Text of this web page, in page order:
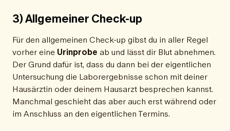
3) Allgemeiner Check-up
Für den allgemeinen Check-up gibst du in aller Regel
vorher eine Urinprobe ab und lässt dir Blut abnehmen.
Der Grund dafür ist, dass du dann bei der eigentlichen
Untersuchung die Laborergebnisse schon mit deiner
Hausärztin oder deinem Hausarzt besprechen kannst.
Manchmal geschieht das aber auch erst während oder
im Anschluss an den eigentlichen Termins.